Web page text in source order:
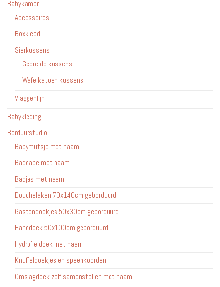
Babykamer
Accessoires
Boxkleed
Sierkussens
Gebreide kussens
Wafelkatoen kussens
Vlaggenlijn
Babykleding
Borduurstudio
Babymutsje met naam
Badcape met naam
Badjas met naam
Douchelaken 70x140cm geborduurd
Gastendoekjes 50x30cm geborduurd
Handdoek 50x100cm geborduurd
Hydrofieldoek met naam
Knuffeldoekjes en speenkoorden
Omslagdoek zelf samenstellen met naam